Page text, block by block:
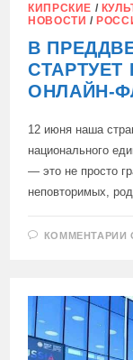
КИПРСКИЕ /
НОВОСТИ /
В
ОНЛАЙН-
12 июня наша
национального
— это не просто
неповторимых,
КОММЕНТАРИИ